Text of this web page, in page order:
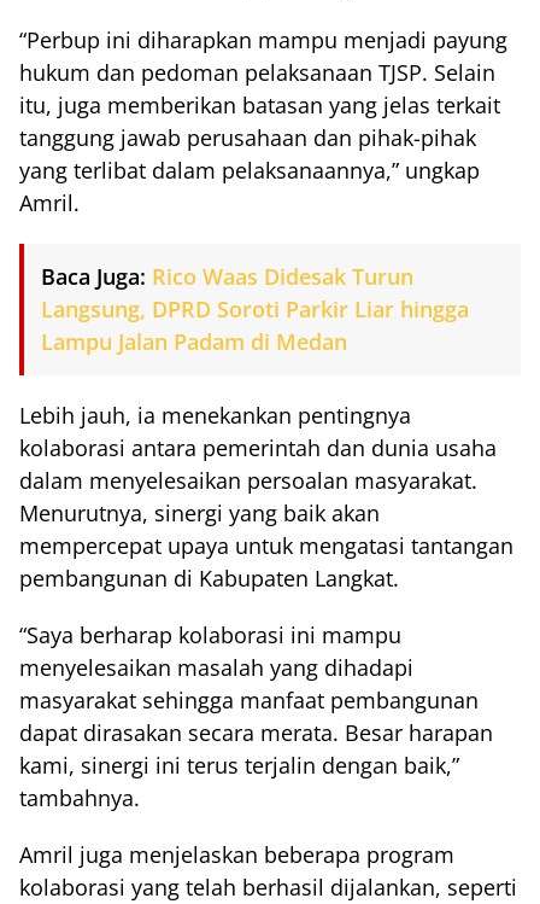
“Perbup ini diharapkan mampu menjadi payung
hukum dan pedoman pelaksanaan TJSP. Selain
itu, juga memberikan batasan yang jelas terkait
tanggung jawab perusahaan dan pihak-pihak
yang terlibat dalam pelaksanaannya,” ungkap
Amril.
Baca Juga: Rico Waas Didesak Turun
Langsung, DPRD Soroti Parkir Liar hingga
Lampu Jalan Padam di Medan
Lebih jauh, ia menekankan pentingnya
kolaborasi antara pemerintah dan dunia usaha
dalam menyelesaikan persoalan masyarakat.
Menurutnya, sinergi yang baik akan
mempercepat upaya untuk mengatasi tantangan
pembangunan di Kabupaten Langkat.
“Saya berharap kolaborasi ini mampu
menyelesaikan masalah yang dihadapi
masyarakat sehingga manfaat pembangunan
dapat dirasakan secara merata. Besar harapan
kami, sinergi ini terus terjalin dengan baik,”
tambahnya.
Amril juga menjelaskan beberapa program
kolaborasi yang telah berhasil dijalankan, seperti